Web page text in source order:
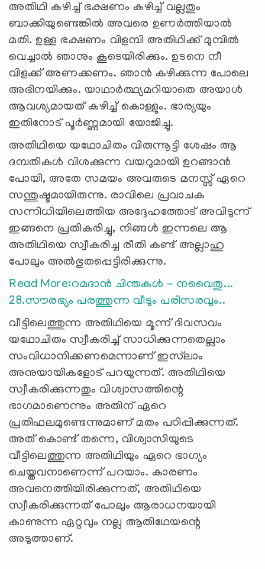
അതിഥി കഴിച്ച് ഭക്ഷണം കഴിച്ച് വല്ലതും
ബാക്കിയുണ്ടെങ്കില്‍ അവരെ ഉണര്‍ത്തിയാല്‍
മതി. ഉള്ള ഭക്ഷണം വിളമ്പി അതിഥിക്ക് മുമ്പില്‍
വെച്ചാല്‍ ഞാനും കൂടെയിരിക്കും. ഉടനെ നീ
വിളക്ക് അണക്കണം. ഞാന്‍ കഴിക്കുന്ന പോലെ
അഭിനയിക്കും. യാഥാര്‍ത്ഥ്യമറിയാതെ അയാള്‍
ആവശ്യമായത് കഴിച്ച് കൊള്ളും. ഭാര്യയും
ഇതിനോട് പൂര്‍ണ്ണമായി യോജിച്ചു.
അതിഥിയെ യഥോചിതം വിരുന്നൂട്ടി ശേഷം ആ
ദമ്പതികള്‍ വിശക്കുന്ന വയറുമായി ഉറങ്ങാന്‍
പോയി, അതേ സമയം അവരുടെ മനസ്സ് ഏറെ
സന്തുഷ്ടമായിരുന്നു. രാവിലെ പ്രവാചക
സന്നിധിയിലെത്തിയ അദ്ദേഹത്തോട് അവിടുന്ന്
ഇങ്ങനെ പ്രതികരിച്ചു, നിങ്ങള്‍ ഇന്നലെ ആ
അതിഥിയെ സ്വീകരിച്ച രീതി കണ്ട് അല്ലാഹു
പോലും അല്‍ഭുതപ്പെട്ടിരിക്കുന്നു.
Read More:റമദാന്‍ ചിന്തകള്‍ - നവൈതു...
28.സൗരഭ്യം പരത്തുന്ന വീടും പരിസരവും..
വീട്ടിലെത്തുന്ന അതിഥിയെ മൂന്ന് ദിവസവം
യഥോചിതം സ്വീകരിച്ച് സാധിക്കുന്നതെല്ലാം
സംവിധാനിക്കണമെന്നാണ് ഇസ്‍ലാം
അനുയായികളോട് പറയുന്നത്. അതിഥിയെ
സ്വീകരിക്കുന്നതും വിശ്വാസത്തിന്റെ
ഭാഗമാണെന്നും അതിന് ഏറെ
പ്രതിഫലമുണ്ടെന്നുമാണ് മതം പഠിപ്പിക്കുന്നത്.
അത് കൊണ്ട് തന്നെ, വിശ്വാസിയുടെ
വീട്ടിലെത്തുന്ന അതിഥിയും ഏറെ ഭാഗ്യം
ചെയ്തവനാണെന്ന് പറയാം. കാരണം
അവനെത്തിയിരിക്കുന്നത്, അതിഥിയെ
സ്വീകരിക്കുന്നത് പോലും ആരാധനയായി
കാണുന്ന ഏറ്റവും നല്ല ആതിഥേയന്റെ
അടുത്താണ്.